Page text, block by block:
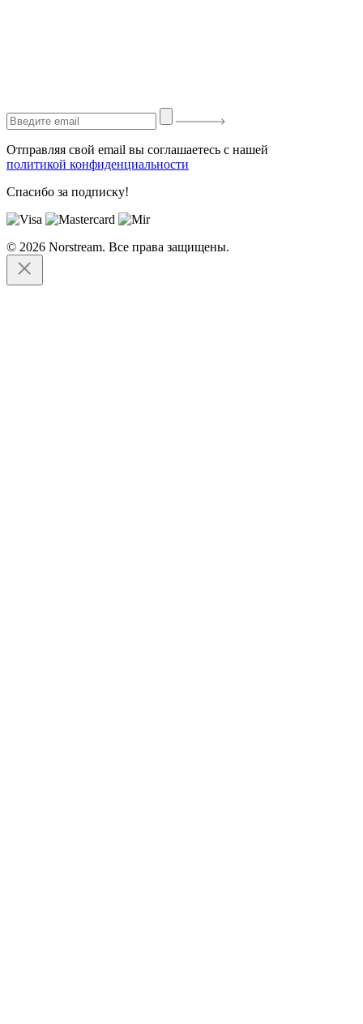
Отправляя свой email вы соглашаетесь с нашей
политикой конфиденциальности
Спасибо за подписку!
© 2026 Norstream. Все права защищены.